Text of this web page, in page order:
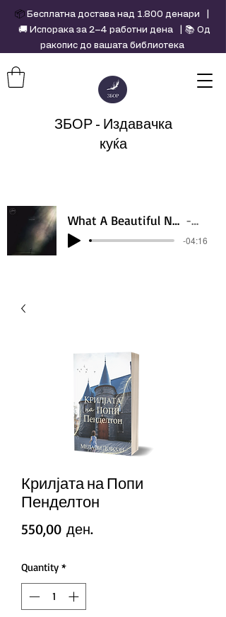
ЗБОР - Издавачка
куќа
What A Beautiful Name - Hillsong - Violin cover by Daniel Jang Artist
-04:16
📦 Бесплатна достава над 1.800 денари |
🚚 Испорака за 2–4 работни дена | 📚 Од
ракопис до вашата библиотека
Крилјата на Попи
Пенделтон
550,00 ден.
Quantity *